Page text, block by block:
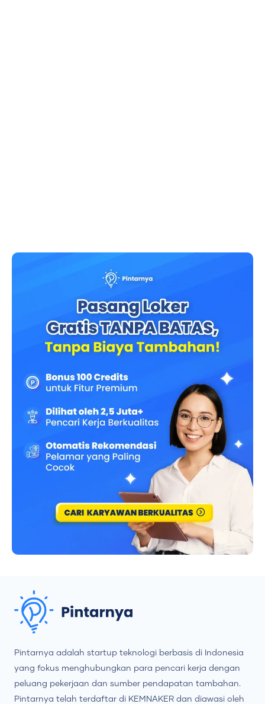
Pintarnya adalah startup teknologi berbasis di Indonesia
yang fokus menghubungkan para pencari kerja dengan
peluang pekerjaan dan sumber pendapatan tambahan.
Pintarnya telah terdaftar di KEMNAKER dan diawasi oleh